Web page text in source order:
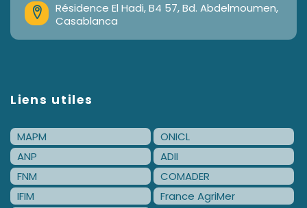
Résidence El Hadi, B4 57, Bd. Abdelmoumen,
Casablanca
Liens utiles
MAPM
ONICL
ANP
ADII
FNM
COMADER
IFIM
France AgriMer